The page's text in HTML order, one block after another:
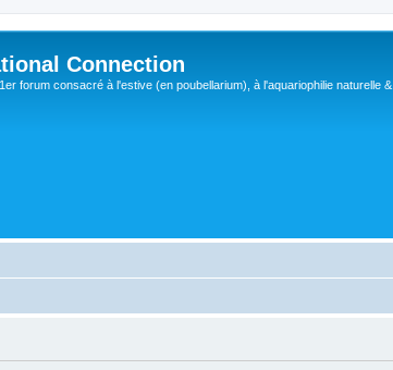
Connection
forum consacré à l'estive (en poubellarium), à l'aquariophilie naturelle &